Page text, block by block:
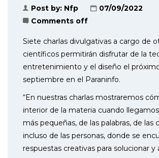
Post by: Nfp
07/09/2022
Comments off
Siete charlas divulgativas a cargo de
científicos permitirán disfrutar de la
entretenimiento y el diseño el
septiembre en el Paraninfo.
“En nuestras charlas mostraremos
interior de la materia cuando
más pequeñas, de las palabras, de las
incluso de las personas, donde se
respuestas creativas para solucionar y